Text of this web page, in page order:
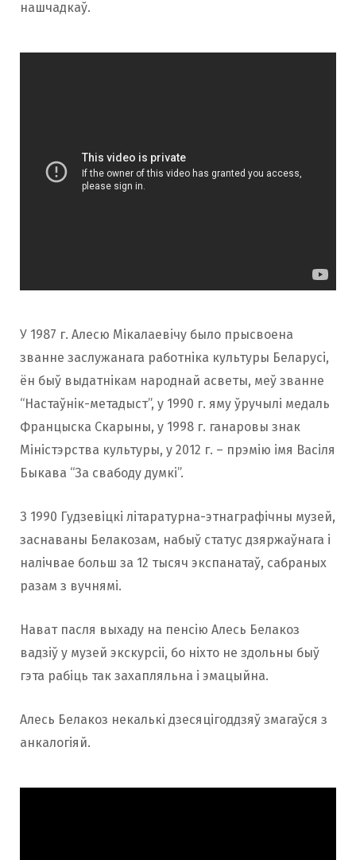
нашчадкаў.
У 1987 г. Алесю Мікалаевічу было прысвоена
званне заслужанага работніка культуры Беларусі,
ён быў выдатнікам народнай асветы, меў званне
“Настаўнік-метадыст”, у 1990 г. яму ўручылі медаль
Францыска Скарыны, у 1998 г. ганаровы знак
Міністэрства культуры, у 2012 г. – прэмію імя Васіля
Быкава “За свабоду думкі”.
З 1990 Гудзевіцкі літаратурна-этнаграфічны музей,
заснаваны Белакозам, набыў статус дзяржаўнага і
налічвае больш за 12 тысяч экспанатаў, сабраных
разам з вучнямі.
Нават пасля выхаду на пенсію Алесь Белакоз
вадзіў у музей экскурсіі, бо ніхто не здольны быў
гэта рабіць так захапляльна і эмацыйна.
Алесь Белакоз некалькі дзесяцігоддзяў змагаўся з
анкалогіяй.